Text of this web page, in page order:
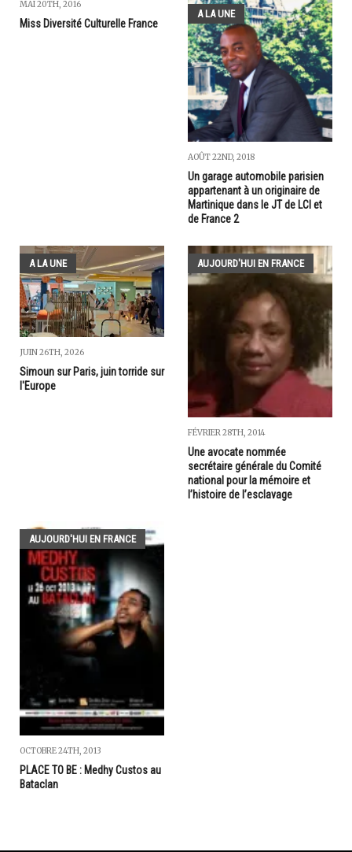
MAI 20TH, 2016
Miss Diversité Culturelle France
A LA UNE
AOÛT 22ND, 2018
Un garage automobile parisien
appartenant à un originaire de
Martinique dans le JT de LCI et
de France 2
A LA UNE
JUIN 26TH, 2026
Simoun sur Paris, juin torride sur
l'Europe
AUJOURD'HUI EN FRANCE
FÉVRIER 28TH, 2014
Une avocate nommée
secrétaire générale du Comité
national pour la mémoire et
l’histoire de l’esclavage
AUJOURD'HUI EN FRANCE
OCTOBRE 24TH, 2013
PLACE TO BE : Medhy Custos au
Bataclan